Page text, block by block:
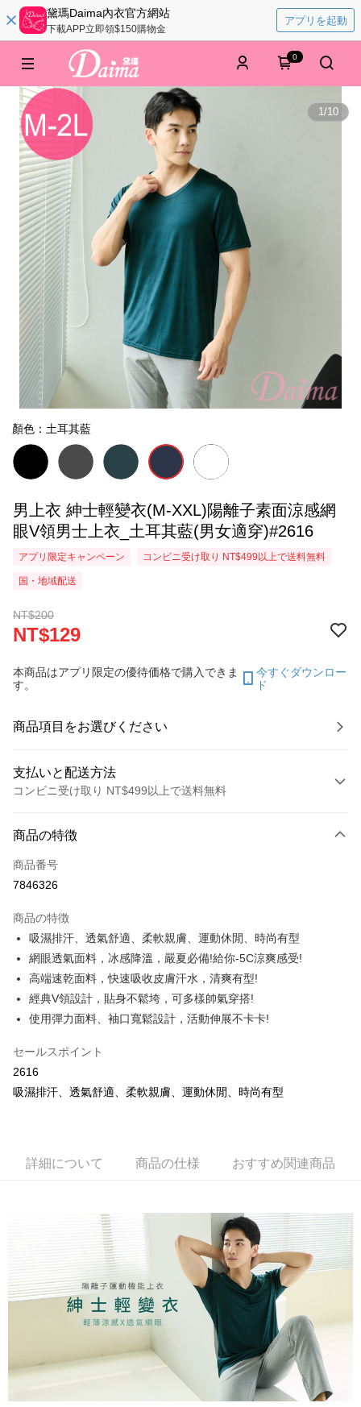
黛瑪Daima內衣官方網站
下載APP立即領$150購物金
アプリを起動
0
1/10
顏色：土耳其藍
男上衣 紳士輕變衣(M-XXL)陽離子素面涼感網
眼V領男士上衣_土耳其藍(男女適穿)#2616
アプリ限定キャンペーン コンビニ受け取り NT$499以上で送料無料
国・地域配送
NT$200
NT$129
本商品はアプリ限定の優待価格で購入できま
す。
今すぐダウンロー
ド
商品項目をお選びください
支払いと配送方法
コンビニ受け取り NT$499以上で送料無料
クレジットカード1回払い
コンビニ店頭代金引換
Apple Pay
JKOPAY
Easy Wallet
Plus Pay
OP Pay Later
説明
【OP Pay Later 使用説明】
いの回数や支払い期限を選択し、支払いを確認すると取引が完了します。
合、注文は自動的にキャンセルされます。「転専審査」に未通過の状況が
発生した場合は、システムの評価基準に達していないことを意味し、評価
内容についての説明はいたしかねます。
【支払い方法の説明】
1. 分割払いの金額は電信請求書に統合されず、「OP Pay Later」は毎月の
締め日後に支払いリマインダーのSMSを送信します。
2. SMSのリンクを通じて請求書を開いた後、「コンビニバーコード／台湾
大直営店舗／銀行振込／街口支払い／iPASS MONEY」などのチャネルで
支払いを選択できます。
AFTEE代金後払い
ウが表示されます。
4.ご注文が完了すると、携帯に支払い通知のSMSが届きます。アプリ会員
の場合は、AFTEE アプリプッシュ通知が届きます。
5.商品受け取り時のお支払いは不要です。商品を確かめてから、SMSまた
はアプリの通知に従って、4大コンビニ、またはATM/オンラインバンキン
グでお支払いください。
代金納付期限は最短で 14 日以内ですので、ご注意ください。AFTEE アプ
リをダウンロードして AFTEE 会員になるとお支払い期限を最長 45 日以内
お支払期限は、ショップが請求した期日と、AFTEEで延長できる日数をも
とに計算されます。AFTEEで注文すると、商品を受け取るまで支払い期限
を延長できますが、商品を期限内に受け取れない場合があります（例：予
説明
配送方法
全家取貨付款
配送毎にNT$80、NT$499以上で送料無料
配送毎にNT$80、NT$499以上で送料無料
萊爾富取貨付款
商品の特徴
商品番号
7846326
商品の特徴
吸濕排汗、透氣舒適、柔軟親膚、運動休閒、時尚有型
網眼透氣面料，冰感降溫，嚴夏必備!給你-5C涼爽感受!
高端速乾面料，快速吸收皮膚汗水，清爽有型!
經典V領設計，貼身不鬆垮，可多樣帥氣穿搭!
使用彈力面料、袖口寬鬆設計，活動伸展不卡卡!
セールスポイント
2616
吸濕排汗、透氣舒適、柔軟親膚、運動休閒、時尚有型
詳細について 商品の仕様 おすすめ関連商品